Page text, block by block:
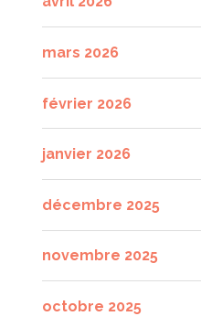
mars 2026
février 2026
janvier 2026
décembre 2025
novembre 2025
octobre 2025